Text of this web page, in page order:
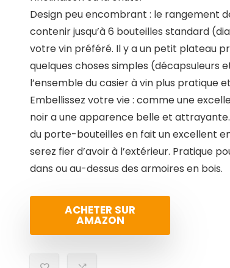
Design peu encombrant : le rangement
contenir jusqu’à 6 bouteilles standard
votre vin préféré. Il y a un petit plateau
quelques choses simples (décapsuleurs
l’ensemble du casier à vin plus pratique
Embellissez votre vie : comme une
noir a une apparence belle et
du porte-bouteilles en fait un excellent
serez fier d’avoir à l’extérieur. Pratique
dans ou au-dessus des armoires en bois.
ACHETER SUR
AMAZON